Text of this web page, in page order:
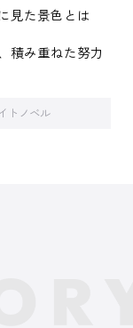
見た景色とは
積み重ねた努力
トノベル